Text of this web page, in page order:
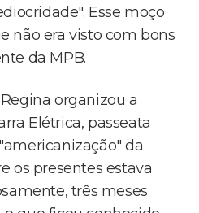
Esse moço
não era visto com bons
da MPB.
organizou a
Elétrica, passeata
da
os presentes estava
três meses